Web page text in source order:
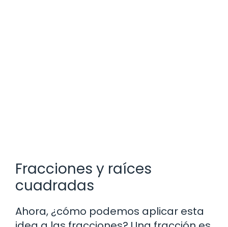
Fracciones y raíces
cuadradas
Ahora, ¿cómo podemos aplicar esta